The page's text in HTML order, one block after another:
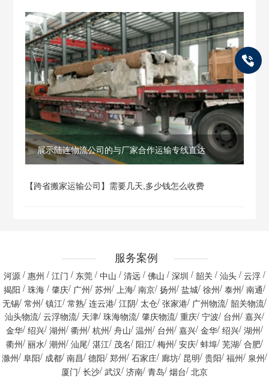
展示陆连物流公司的与厂家合作运输专线直达
【跨省搬家运输公司】需要几天,多少钱怎么收费
服务案例
河源 / 惠州 / 江门 / 东莞 / 中山 / 清远 / 佛山 / 深圳 / 韶关 / 汕头 / 云浮 /
揭阳 / 珠海 / 肇庆/ 广州/ 苏州/ 上海/ 南京/ 扬州/ 盐城/ 徐州/ 泰州/ 南通/
无锡/ 常州/ 镇江/ 常熟/ 连云港/ 江阴/ 太仓/ 张家港/ 广州物流/ 韶关物流/
汕头物流/ 云浮物流/ 天津/ 珠海物流/ 肇庆物流/ 重庆/ 宁波/ 台州/ 嘉兴/
金华/ 绍兴/ 湖州/ 衢州/ 杭州/ 舟山/ 温州/ 台州/ 嘉兴/ 金华/ 绍兴/ 湖州/
衢州/ 丽水/ 潮州/ 汕尾/ 湛江/ 茂名/ 阳江/ 梅州/ 安庆/ 蚌埠/ 芜湖/ 合肥/
滁州/ 阜阳/ 成都/ 南昌/ 德阳/ 郑州/ 石家庄/ 廊坊/ 昆明/ 贵阳/ 福州/ 泉州/
厦门/ 长沙/ ‌‌武汉/ 济南/ 青岛/ 烟台/ 北京